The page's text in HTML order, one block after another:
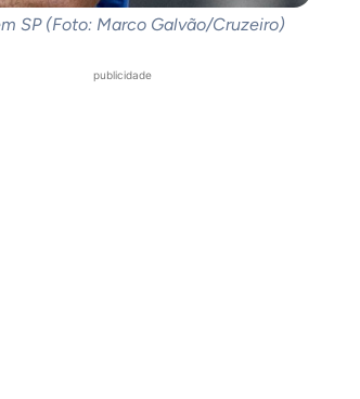
SP (Foto: Marco Galvão/Cruzeiro)
publicidade